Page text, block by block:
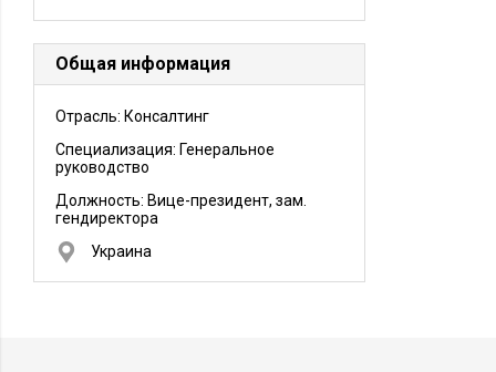
Общая информация
Отрасль: Консалтинг
Специализация: Генеральное
руководство
Должность: Вице-президент, зам.
гендиректора
Украина